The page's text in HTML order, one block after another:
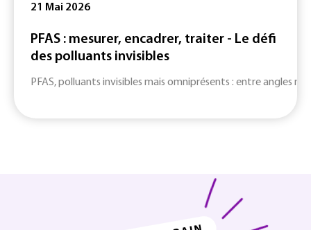
21 Mai 2026
PFAS : mesurer, encadrer, traiter - Le défi
des polluants invisibles
PFAS, polluants invisibles mais omniprésents : entre angles